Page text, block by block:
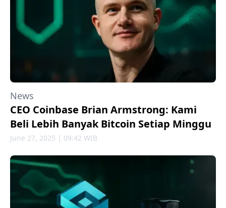
News
CEO Coinbase Brian Armstrong: Kami
Beli Lebih Banyak Bitcoin Setiap Minggu
June 27, 2025 | 09:42 WIB